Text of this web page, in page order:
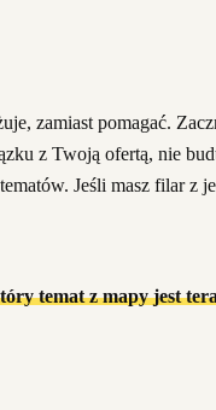
zamiast pomagać.
z Twoją ofertą, nie
Jeśli masz filar z
temat z mapy jest